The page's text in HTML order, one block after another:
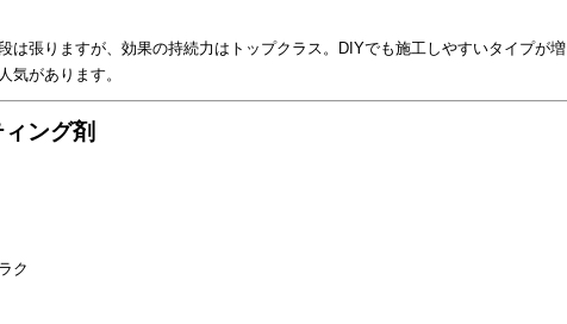
は張りますが、効果の持続力はトップクラス。DIYでも施工しやすいタイプが増
気があります。
ング剤
ク